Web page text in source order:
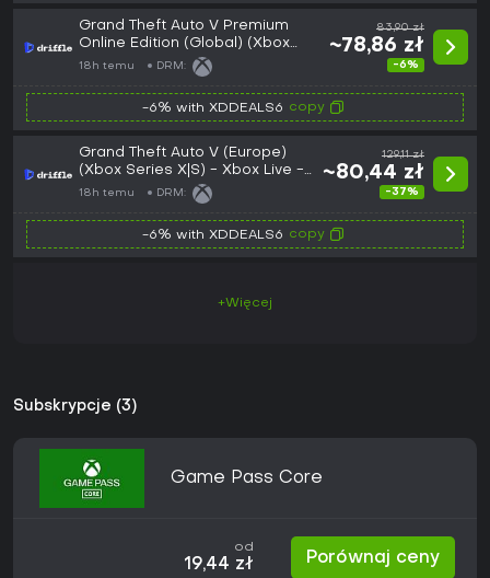
Grand Theft Auto V Premium
Online Edition (Global) (Xbox
One) - Xbox Live - Digital Key
18h temu DRM:
83,90 zł
~78,86 zł
-6%
-6% with XDDEALS6 copy
Grand Theft Auto V (Europe)
(Xbox Series X|S) - Xbox Live -
Digital Key
18h temu DRM:
129,11 zł
~80,44 zł
-37%
-6% with XDDEALS6 copy
+Więcej
Subskrypcje (3)
Game Pass Core
od
19,44 zł Porównaj ceny